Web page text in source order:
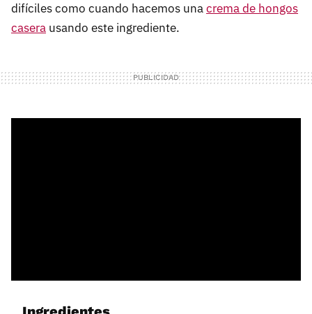
difíciles como cuando hacemos unacrema de hongos
casera usando este ingrediente.